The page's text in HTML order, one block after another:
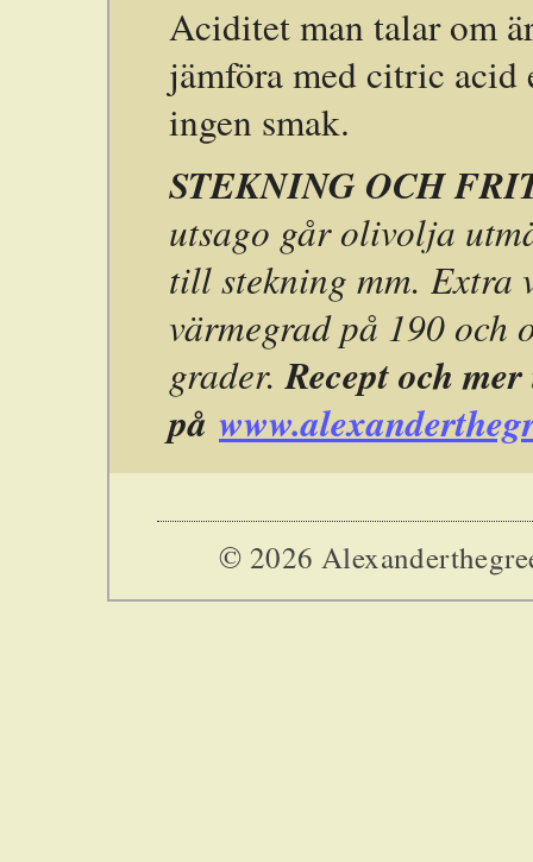
Aciditet man talar om
jämföra med citric
ingen smak.
STEKNING OCH
utsago går olivolja
till stekning mm.
värmegrad på 190
grader. Recept och
på
© 2026